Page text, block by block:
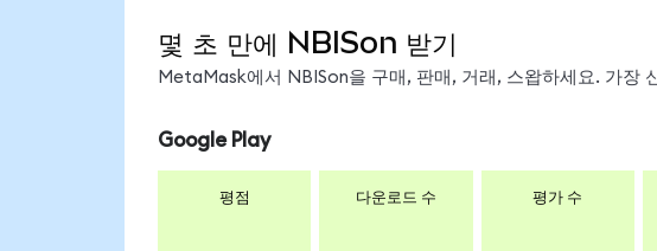
몇 초 만에 NBISon 받기
MetaMask에서 NBISon을 구매, 판매, 거래, 스왑하세요. 가장
Google Play
평점 다운로드 수 평가 수